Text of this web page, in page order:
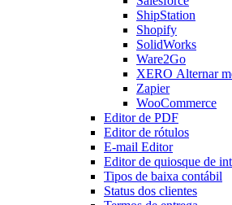
ShipStation
Shopify
SolidWorks
Ware2Go
XERO Alternar
Zapier
WooCommerce
Editor de PDF
Editor de rótulos
E-mail Editor
Editor de quiosque de
Tipos de baixa contábil
Status dos clientes